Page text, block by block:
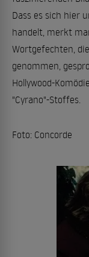
Dass es sich hier
handelt, merkt
Wortgefechten,
genommen,
Hollywood-
"Cyrano"-Stoffes.
Foto: Concorde